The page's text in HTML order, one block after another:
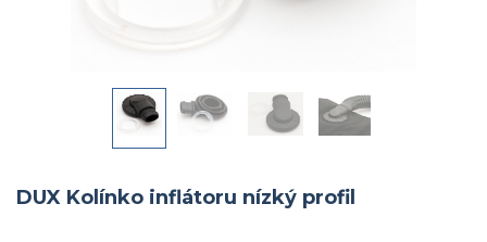
DUX Kolínko inflátoru nízký profil